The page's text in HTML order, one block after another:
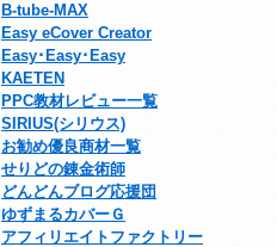
B-tube-MAX
Easy eCover Creator
Easy･Easy･Easy
KAETEN
PPC教材レビュー一覧
SIRIUS(シリウス)
お勧め優良商材一覧
せりどの錬金術師
どんどんブログ応援団
ゆずまるカバーＧ
アフィリエイトファクトリー